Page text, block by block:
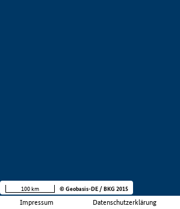
Impressum Datenschutzerklärung
100 km © Geobasis-DE / BKG 2015